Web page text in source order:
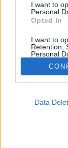
I want to
Personal
Opted In
I want to
Retention,
Personal
Purposes
Opted Out
Data